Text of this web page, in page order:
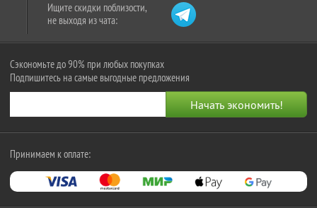
Ищите скидки поблизости,
не выходя из чата:
Сэкономьте до 90% при любых покупках
Подпишитесь на самые выгодные предложения
Принимаем к оплате: